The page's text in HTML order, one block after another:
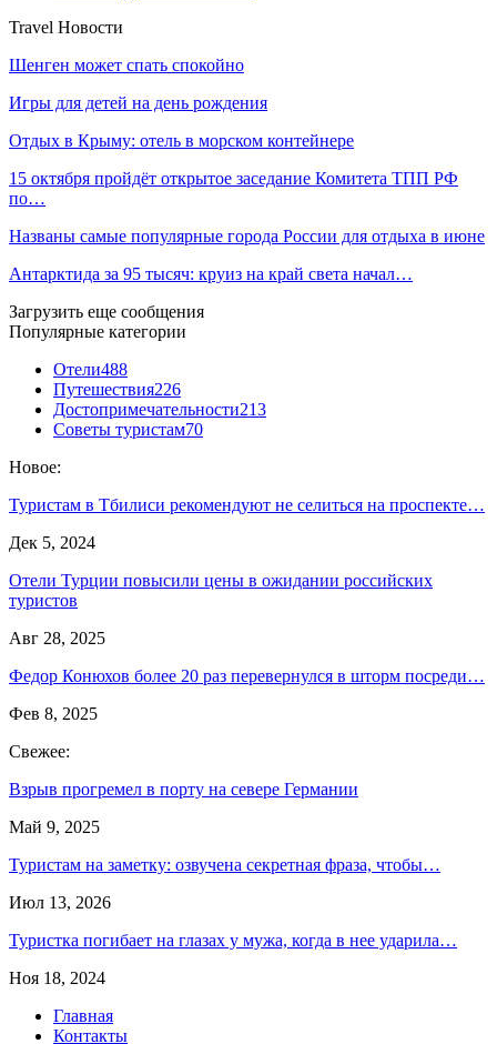
Travel Новости
Шенген может спать спокойно
Игры для детей на день рождения
Отдых в Крыму: отель в морском контейнере
15 октября пройдёт открытое заседание Комитета ТПП РФ
по…
Названы самые популярные города России для отдыха в июне
Антарктида за 95 тысяч: круиз на край света начал…
Загрузить еще сообщения
Популярные категории
Отели488
Путешествия226
Достопримечательности213
Советы туристам70
Новое:
Туристам в Тбилиси рекомендуют не селиться на проспекте…
Дек 5, 2024
Отели Турции повысили цены в ожидании российских
туристов
Авг 28, 2025
Федор Конюхов более 20 раз перевернулся в шторм посреди…
Фев 8, 2025
Свежее:
Взрыв прогремел в порту на севере Германии
Май 9, 2025
Туристам на заметку: озвучена секретная фраза, чтобы…
Июл 13, 2026
Туристка погибает на глазах у мужа, когда в нее ударила…
Ноя 18, 2024
Главная
Контакты